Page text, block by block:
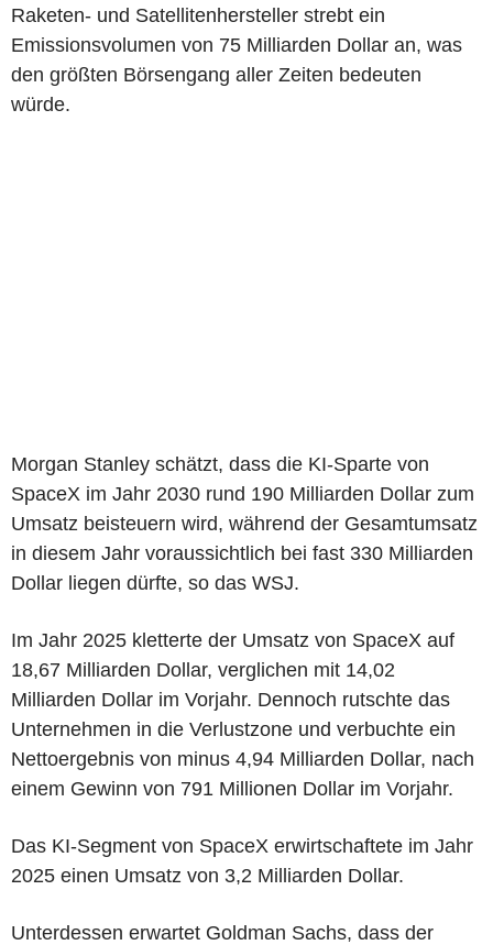
Raketen- und Satellitenhersteller strebt ein
Emissionsvolumen von 75 Milliarden Dollar an, was
den größten Börsengang aller Zeiten bedeuten
würde.
Morgan Stanley schätzt, dass die KI-Sparte von
SpaceX im Jahr 2030 rund 190 Milliarden Dollar zum
Umsatz beisteuern wird, während der Gesamtumsatz
in diesem Jahr voraussichtlich bei fast 330 Milliarden
Dollar liegen dürfte, so das WSJ.
Im Jahr 2025 kletterte der Umsatz von SpaceX auf
18,67 Milliarden Dollar, verglichen mit 14,02
Milliarden Dollar im Vorjahr. Dennoch rutschte das
Unternehmen in die Verlustzone und verbuchte ein
Nettoergebnis von minus 4,94 Milliarden Dollar, nach
einem Gewinn von 791 Millionen Dollar im Vorjahr.
Das KI-Segment von SpaceX erwirtschaftete im Jahr
2025 einen Umsatz von 3,2 Milliarden Dollar.
Unterdessen erwartet Goldman Sachs, dass der